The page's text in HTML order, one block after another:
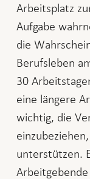
Arbeitsplatz
Aufgabe
die
Berufsleben
30
eine längere
wichtig, die
unterstützen.